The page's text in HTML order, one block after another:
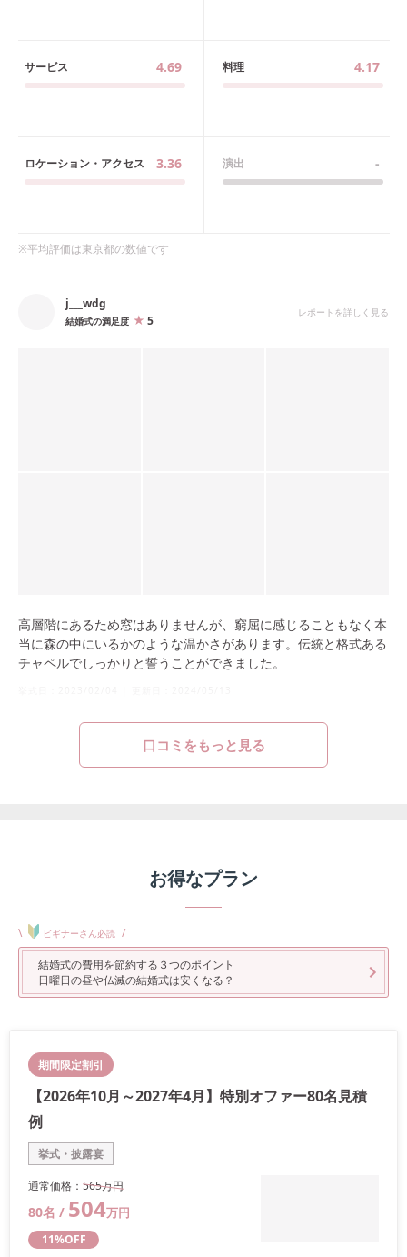
サービス 4.69 料理 4.17
ロケーション・アクセス 3.36 演出 -
※平均評価は東京都の数値です
j___wdg
結婚式の満足度 5
レポートを詳しく見る
高層階にあるため窓はありませんが、窮屈に感じることもなく本
当に森の中にいるかのような温かさがあります。伝統と格式ある
チャペルでしっかりと誓うことができました。
口コミをもっと見る
お得なプラン
\ ビギナーさん必読 /
結婚式の費用を節約する３つのポイント
日曜日の昼や仏滅の結婚式は安くなる？
期間限定割引
【2026年10月～2027年4月】特別オファー80名見積
例
挙式・披露宴
通常価格： 565万円
80名 / 504万円
11%OFF